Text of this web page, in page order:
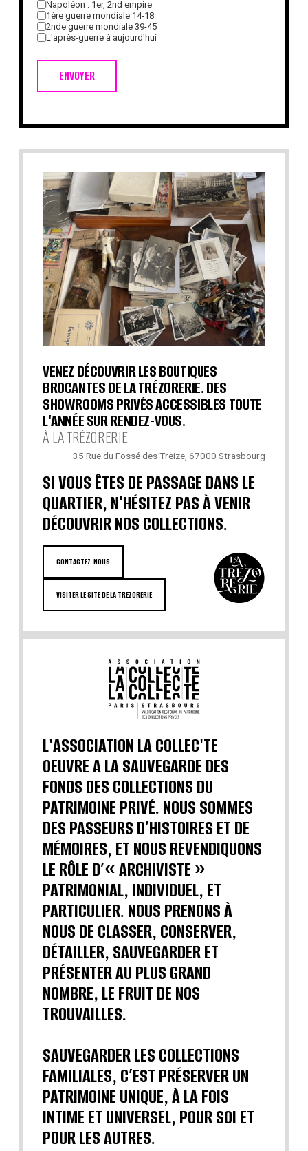
ENVOYER
Napoléon : 1er, 2nd empire
1ère guerre mondiale 14-18
2nde guerre mondiale 39-45
L'après-guerre à aujourd'hui
VENEZ DÉCOUVRIR LES BOUTIQUES
BROCANTES DE LA TRÉZORERIE. DES
SHOWROOMS PRIVÉS ACCESSIBLES TOUTE
L'ANNÉE SUR RENDEZ-VOUS.
À LA TRÉZORERIE
35 Rue du Fossé des Treize, 67000 Strasbourg
SI VOUS ÊTES DE PASSAGE DANS LE
QUARTIER, N'HÉSITEZ PAS À VENIR
DÉCOUVRIR NOS COLLECTIONS.
CONTACTEZ-NOUS
VISITER LE SITE DE LA TRÉZORERIE
L'ASSOCIATION LA COLLEC'TE
OEUVRE A LA SAUVEGARDE DES
FONDS DES COLLECTIONS DU
PATRIMOINE PRIVÉ. NOUS SOMMES
DES PASSEURS D’HISTOIRES ET DE
MÉMOIRES, ET NOUS REVENDIQUONS
LE RÔLE D’« ARCHIVISTE »
PATRIMONIAL, INDIVIDUEL, ET
PARTICULIER. NOUS PRENONS À
NOUS DE CLASSER, CONSERVER,
DÉTAILLER, SAUVEGARDER ET
PRÉSENTER AU PLUS GRAND
NOMBRE, LE FRUIT DE NOS
TROUVAILLES.
SAUVEGARDER LES COLLECTIONS
FAMILIALES, C’EST PRÉSERVER UN
PATRIMOINE UNIQUE, À LA FOIS
INTIME ET UNIVERSEL, POUR SOI ET
POUR LES AUTRES.